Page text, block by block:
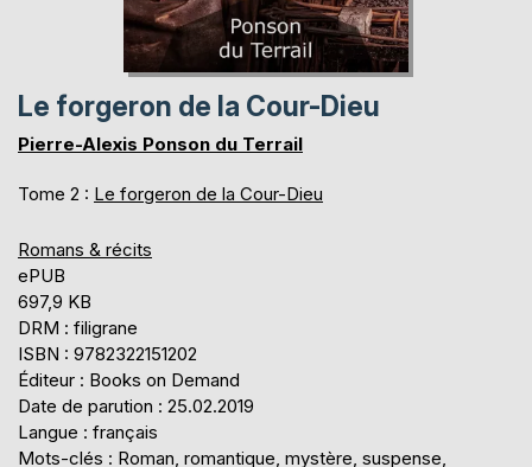
Le forgeron de la Cour-Dieu
Pierre-Alexis Ponson du Terrail
Tome 2 : Le forgeron de la Cour-Dieu
Romans & récits
ePUB
697,9 KB
DRM : filigrane
ISBN : 9782322151202
Éditeur : Books on Demand
Date de parution : 25.02.2019
Langue : français
Mots-clés : Roman, romantique, mystère, suspense,